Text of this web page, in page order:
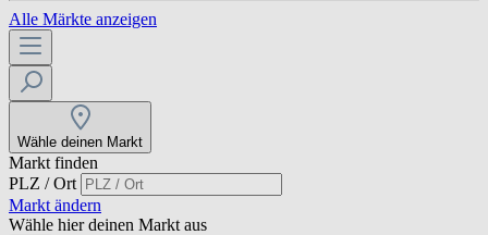
Alle Märkte anzeigen
Wähle deinen Markt
Markt finden
PLZ / Ort
Markt ändern
Wähle hier deinen Markt aus